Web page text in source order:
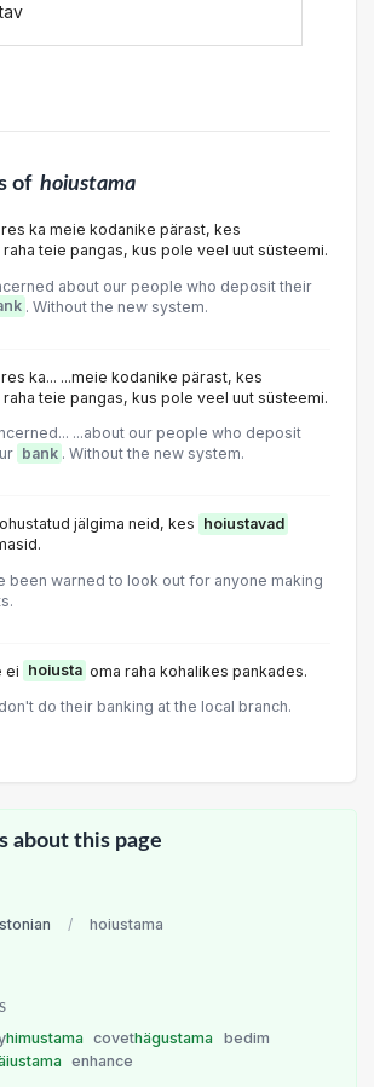
of hoiustama
ka meie kodanike pärast, kes
raha teie pangas, kus pole veel uut süsteemi.
about our people who deposit their
. Without the new system.
ka... ...meie kodanike pärast, kes
raha teie pangas, kus pole veel uut süsteemi.
...about our people who deposit
bank . Without the new system.
jälgima neid, kes hoiustavad
been warned to look out for anyone making
ei hoiusta oma raha kohalikes pankades.
do their banking at the local branch.
about this page
/ hoiustama
himustama covethägustama
bedim
enhance